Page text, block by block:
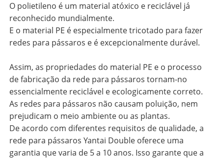
O polietileno é um material atóxico e reciclável já
reconhecido mundialmente.
E o material PE é especialmente tricotado para fazer
redes para pássaros e é excepcionalmente durável.
Assim, as propriedades do material PE e o processo
de fabricação da rede para pássaros tornam-no
essencialmente reciclável e ecologicamente correto.
As redes para pássaros não causam poluição, nem
prejudicam o meio ambiente ou as plantas.
De acordo com diferentes requisitos de qualidade, a
rede para pássaros Yantai Double oferece uma
garantia que varia de 5 a 10 anos. Isso garante que a